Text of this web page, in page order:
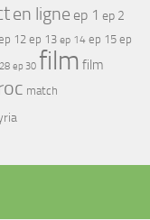
en ligne ep 1 ep 2
12ep 13 ep 14 ep 15 ep
ep 30 film film
match